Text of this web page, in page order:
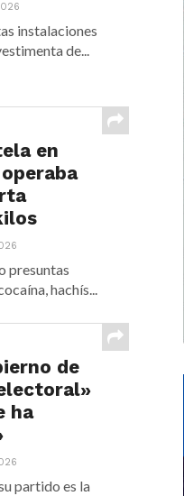
instalaciones
de...
en
presuntas
hachís...
de
ha
partido es la